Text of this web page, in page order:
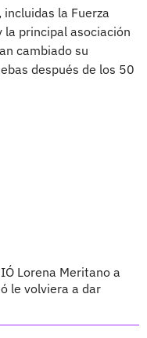
la Fuerza
la principal asociación
cambiado su
después de los 50
Lorena Meritano a
le volviera a dar